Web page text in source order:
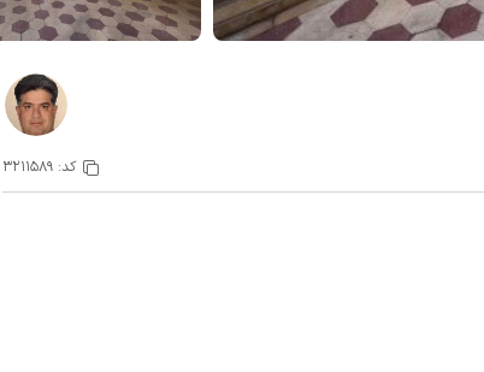
کد:3211589